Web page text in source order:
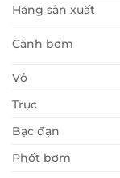
Hãng sản xuất
Cánh bơm
Vỏ
Trục
Bạc đạn
Phốt bơm